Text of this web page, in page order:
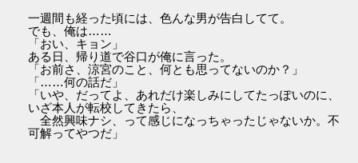
一週間も経った頃には、色んな男が告白してて。
でも、俺は……
「おい、キョン」
ある日、帰り道で谷口が俺に言った。
「お前さ、涼宮のこと、何とも思ってないのか？」
「……何の話だ」
「いや、だってよ、あれだけ楽しみにしてたっぽいのに、
いざ本人が転校してきたら、
全然興味ナシ、って感じになっちゃったじゃないか。不
可解ってやつだ」